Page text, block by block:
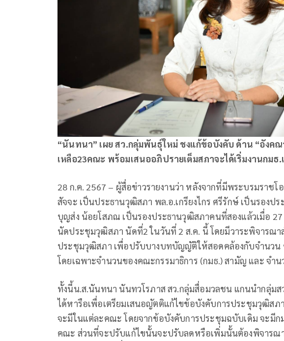
“นันทนา” เผย สว.กลุ่มพันธุ์ใหม่ ชงแก้ข้อบังคับ ด้าน “อังค
เหลือ23คณะ พร้อมเสนออภิปรายเต็มสภาจะได้เริ่มงานกมธ.
28 ก.ค. 2567 – ผู้สื่อข่าวรายงานว่า หลังจากที่มีพระบรมราชโ
สัจจะ เป็นประธานวุฒิสภา พล.อ.เกรียงไกร ศรีรักษ์ เป็นรอง
บุญส่ง น้อยโสภณ เป็นรองประธานวุฒิสภาคนที่สองแล้วเมื่อ
นัดประชุมวุฒิสภา นัดที่2 ในวันที่ 2 ส.ค. นี้ โดยมีวาระพิจารณ
ประชุมวุฒิสภา เพื่อปรับบางบทบัญญัติให้สอดคล้องกับจำนวน ข
โดยเฉพาะจำนวนของคณะกรรมาธิการ (กมธ.) สามัญ และ จำ
ทั้งนี้น.ส.นันทนา นันทวโรภาส สว.กลุ่มสื่อมวลชน แกนนำกลุ่ม
ได้หารือเพื่อเตรียมเสนอญัตติแก้ไขข้อบังคับการประชุมวุฒิสภ
จะมีในแต่ละคณะ โดยจากข้อบังคับการประชุมฉบับเดิม จะมีก
คณะ ส่วนที่จะปรับแก้ไขนั้นจะปรับลดหรือเพิ่มนั้นต้องพิจารณ